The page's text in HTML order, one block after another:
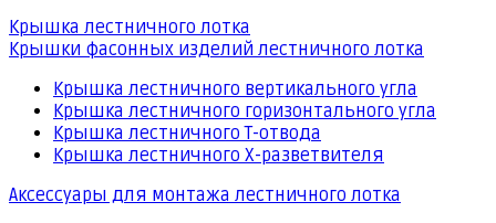
Крышка лестничного лотка
Крышки фасонных изделий лестничного лотка
Крышка лестничного вертикального угла
Крышка лестничного горизонтального угла
Крышка лестничного Т-отвода
Крышка лестничного Х-разветвителя
Аксессуары для монтажа лестничного лотка